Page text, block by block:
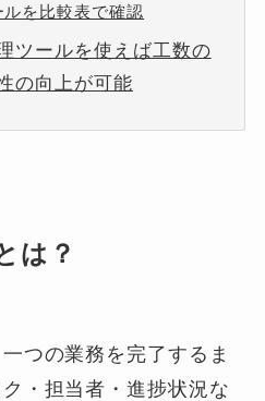
を比較表で確認
ツールを使えば工数の
の向上が可能
は？
つの業務を完了するま
・担当者・進捗状況な